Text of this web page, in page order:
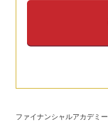
ファイナンシャルアカデミ